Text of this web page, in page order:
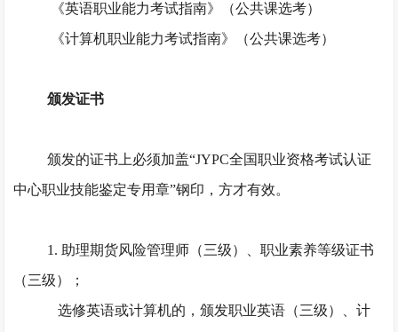
《英语职业能力考试指南》（公共课选考）
《计算机职业能力考试指南》（公共课选考）
颁发证书
颁发的证书上必须加盖“JYPC全国职业资格考试认证
中心职业技能鉴定专用章”钢印，方才有效。
1. 助理期货风险管理师（三级）、职业素养等级证书
（三级）；
选修英语或计算机的，颁发职业英语（三级）、计